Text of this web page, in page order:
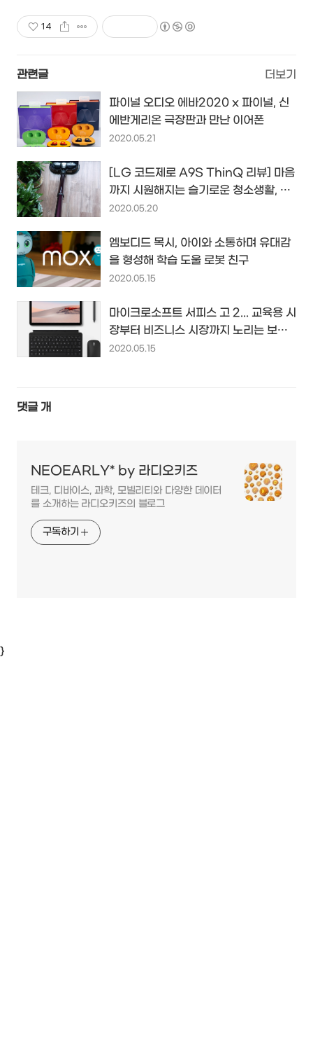
14
관련글 더보기
파이널 오디오 에바2020 x 파이널, 신
에반게리온 극장판과 만난 이어폰
2020.05.21
[LG 코드제로 A9S ThinQ 리뷰] 마음
까지 시원해지는 슬기로운 청소생활, 물
걸레 청소부터 마무리까지...^^
2020.05.20
엠보디드 목시, 아이와 소통하며 유대감
을 형성해 학습 도울 로봇 친구
2020.05.15
마이크로소프트 서피스 고 2... 교육용 시
장부터 비즈니스 시장까지 노리는 보급
형 윈도우 태블릿 PC...
2020.05.15
댓글 개
NEOEARLY* by 라디오키즈
테크, 디바이스, 과학, 모빌리티와 다양한 데이터
를 소개하는 라디오키즈의 블로그
구독하기
}